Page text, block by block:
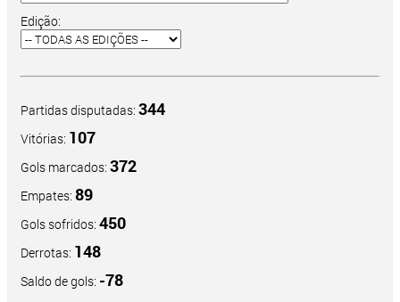
Edição:
Partidas disputadas: 344
Vitórias: 107
Gols marcados: 372
Empates: 89
Gols sofridos: 450
Derrotas: 148
Saldo de gols: -78